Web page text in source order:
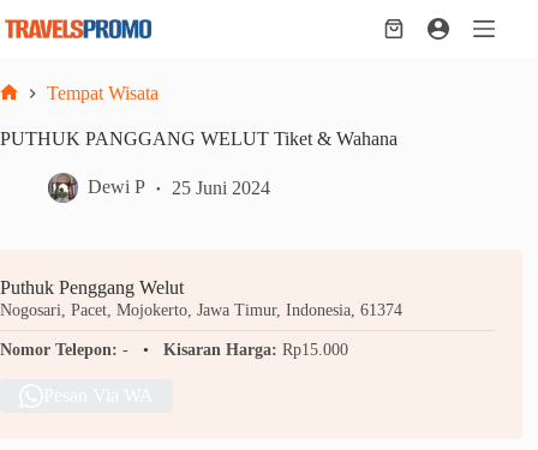
Shopping
Tempat Wisata
PUTHUK PANGGANG WELUT Tiket & Wahana
Dewi P 25 Juni 2024
Puthuk Penggang Welut
Nogosari, Pacet, Mojokerto, Jawa Timur, Indonesia, 61374
Nomor Telepon: - Kisaran Harga: Rp15.000